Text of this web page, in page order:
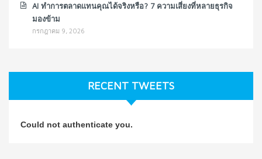
AI ทำการตลาดแทนคุณได้จริงหรือ? 7 ความเสี่ยงที่หลายธุรกิจ
มองข้าม
กรกฎาคม 9, 2026
RECENT TWEETS
Could not authenticate you.